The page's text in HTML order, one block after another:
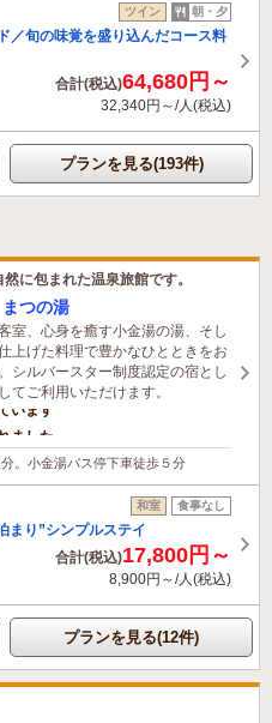
ツイン 朝・夕
／旬の味覚を盛り込んだコース料
合計(税込)64,680円～
32,340円～/人(税込)
プランを見る(193件)
に包まれた温泉旅館です。
つの湯
室、心身を癒す小金湯の湯、そし
上げた料理で豊かなひとときをお
シルバースター制度認定の宿とし
てご利用いただけます。
います
ました
。小金湯バス停下車徒歩５分
和室 食事なし
まり”シンプルステイ
合計(税込)17,800円～
8,900円～/人(税込)
プランを見る(12件)